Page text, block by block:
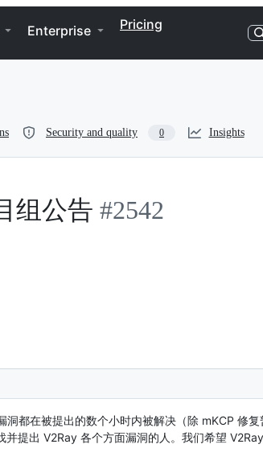
Enterprise Pricing
Security and quality 0 Insights
组公告 #2542
都在被提出的数个小时内被解决（除 mKCP 修
提出 V2Ray 各个方面漏洞的人。我们希望